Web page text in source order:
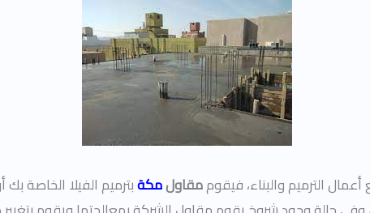
الترميم والبناء، فيقوممقاولمكةبترميم الفيلا الخاصة